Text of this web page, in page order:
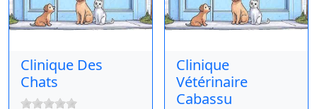
Clinique Des
Chats
Clinique
Vétérinaire
Cabassu